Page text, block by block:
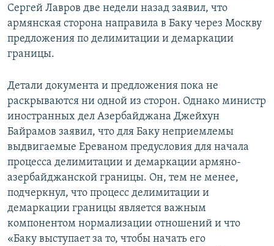
Сергей Лавров две недели назад заявил, что
армянская сторона направила в Баку через Москву
предложения по делимитации и демаркации
границы.
Детали документа и предложения пока не
раскрываются ни одной из сторон. Однако министр
иностранных дел Азербайджана Джейхун
Байрамов заявил, что для Баку неприемлемы
выдвигаемые Ереваном предусловия для начала
процесса делимитации и демаркации армяно-
азербайджанской границы. Он, тем не менее,
подчеркнул, что процесс делимитации и
демаркации границы является важным
компонентом нормализации отношений и что
«Баку выступает за то, чтобы начать его